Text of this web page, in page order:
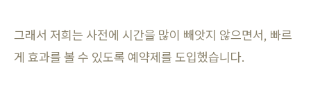
그래서 저희는 사전에 시간을 많이 빼앗지 않으면서, 빠르
게 효과를 볼 수 있도록 예약제를 도입했습니다.